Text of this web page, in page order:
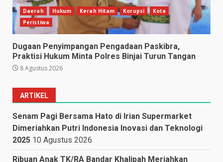
Daerah Hukum Kerah Hitam Korupsi
Kota
Peristiwa
Dugaan Penyimpangan Pengadaan Paskibra,
Praktisi Hukum Minta Polres Binjai Turun Tangan
8 Agustus 2026
ARTIKEL
Senam Pagi Bersama Hato di Irian Supermarket
Dimeriahkan Putri Indonesia Inovasi dan Teknologi
2025 10 Agustus 2026
Ribuan Anak TK/RA Bandar Khalipah Meriahkan